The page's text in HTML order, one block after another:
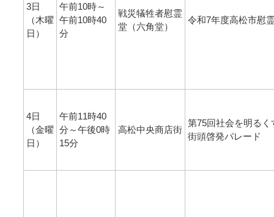
3日
（木曜
日）
午前10時～
午前10時40
分
戦災犠牲者慰霊
堂（六角堂）
令和7年度高松市慰
4日
（金曜
日）
午前11時40
分～午後0時
15分
高松中央商店街
第75回社会を明るく
街頭啓発パレード